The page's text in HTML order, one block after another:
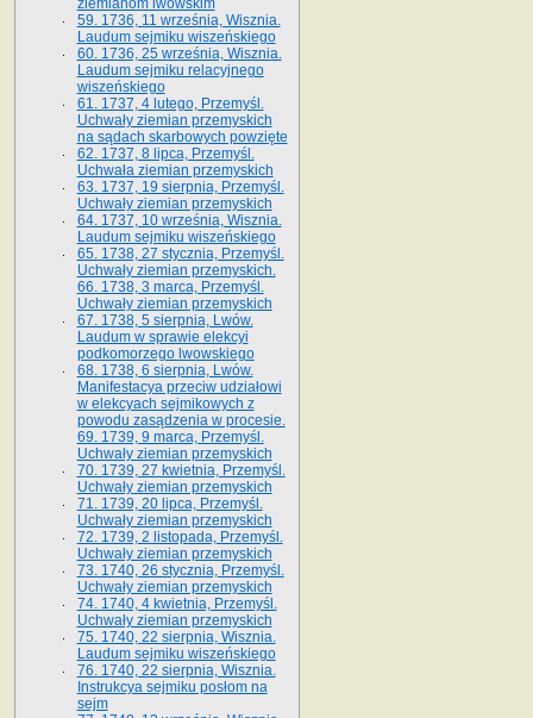
ziemianom lwowskim
59. 1736, 11 września, Wisznia.
Laudum sejmiku wiszeńskiego
60. 1736, 25 września, Wisznia.
Laudum sejmiku relacyjnego
wiszeńskiego
61. 1737, 4 lutego, Przemyśl.
Uchwały ziemian przemyskich
na sądach skarbowych powzięte
62. 1737, 8 lipca, Przemyśl.
Uchwała ziemian przemyskich
63. 1737, 19 sierpnia, Przemyśl.
Uchwały ziemian przemyskich
64. 1737, 10 września, Wisznia.
Laudum sejmiku wiszeńskiego
65. 1738, 27 stycznia, Przemyśl.
Uchwały ziemian przemyskich­­.
66. 1738, 3 marca, Przemyśl.
Uchwały ziemian przemyskich­
67. 1738, 5 sierpnia, Lwów.
Laudum w sprawie elekcyi
podkomorzego lwowskiego
68. 1738, 6 sierpnia, Lwów.
Manifestacya przeciw udziałowi
w elekcyach sejmikowych z
powodu zasądzenia w procesie.
69. 1739, 9 marca, Przemyśl.
Uchwały ziemian przemyskich
70. 1739, 27 kwietnia, Przemyśl.
Uchwały ziemian przemyskich
71. 1739, 20 lipca, Przemyśl.
Uchwały ziemian przemyskich
72. 1739, 2 listopada, Przemyśl.
Uchwały ziemian przemyskich
73. 1740, 26 stycznia, Przemyśl.
Uchwały ziemian przemyskich
74. 1740, 4 kwietnia, Przemyśl.
Uchwały ziemian przemyskich
75. 1740, 22 sierpnia, Wisznia.
Laudum sejmiku wiszeńskiego
76. 1740, 22 sierpnia, Wisznia.
Instrukcya sejmiku posłom na
sejm